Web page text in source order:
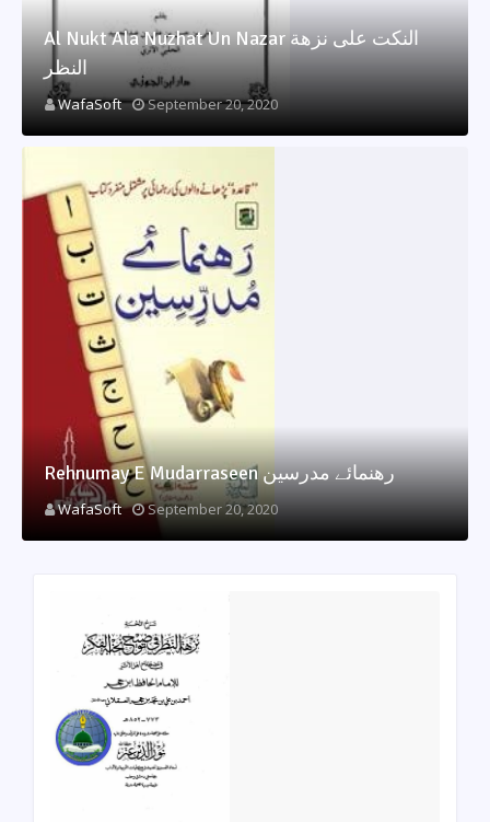
All Darsi Books
Al Nukt Ala Nuzhat Un Nazar النکت علی نزھة
النظر
WafaSoft September 20, 2020
Rehnumay E Mudarraseen رهنمائے مدرسین
WafaSoft September 20, 2020